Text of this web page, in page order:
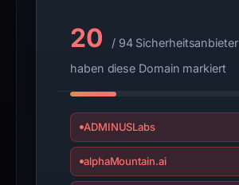
interacting
with
domain;
submit
an
appeal
20
/ 94 Sicherheitsanbieter
haben diese Domain markiert
ADMINUSLabs
alphaMountain.ai